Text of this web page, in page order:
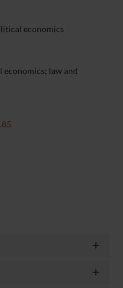
economics
economics; law and